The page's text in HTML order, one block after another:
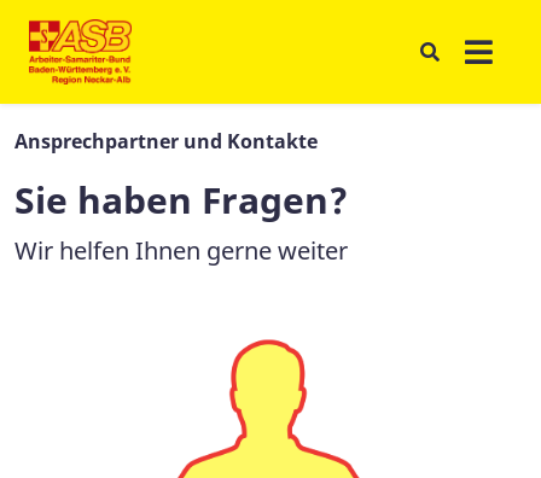
Ansprechpartner und Kontakte
Sie haben Fragen?
Wir helfen Ihnen gerne weiter